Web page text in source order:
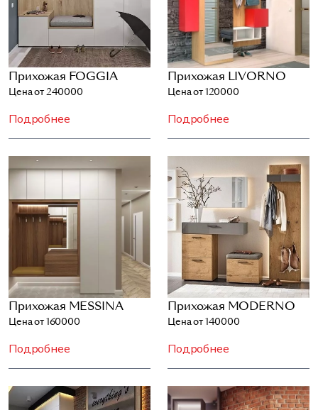
Прихожая FOGGIA
Цена от 240000
Подробнее
Прихожая LIVORNO
Цена от 120000
Подробнее
Прихожая MESSINA
Цена от 160000
Подробнее
Прихожая MODERNO
Цена от 140000
Подробнее